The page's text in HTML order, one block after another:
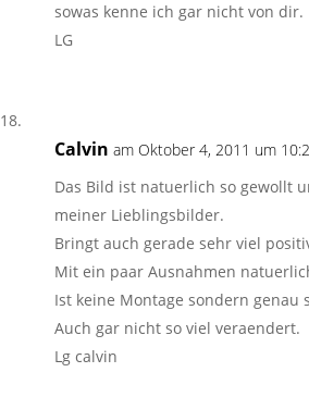
sowas kenne ich gar nicht von dir.
LG
Calvin am Oktober 4, 2011 um
Das Bild ist natuerlich so gewollt
meiner Lieblingsbilder.
Bringt auch gerade sehr viel
Mit ein paar Ausnahmen
Ist keine Montage sondern genau
Auch gar nicht so viel veraendert.
Lg calvin